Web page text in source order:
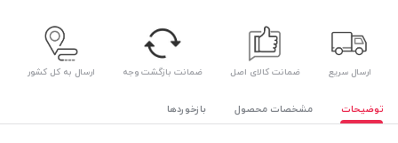
ارسال سریع ضمانت کالای اصل ضمانت بازگشت وجه ارسال به کل کشور
توضیحات مشخصات محصول بازخوردها